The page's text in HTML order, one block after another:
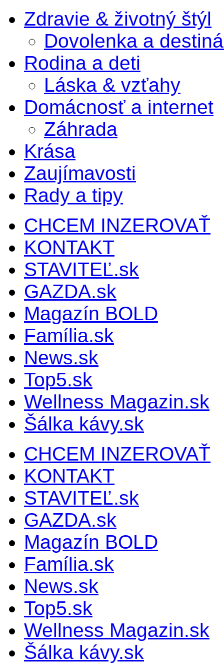
Zdravie & životný štýl
Dovolenka a
Rodina a deti
Láska & vzťahy
Domácnosť a internet
Záhrada
Krása
Zaujímavosti
Rady a tipy
CHCEM INZEROVAŤ
KONTAKT
STAVITEĽ.sk
GAZDA.sk
Magazín BOLD
Família.sk
News.sk
Top5.sk
Wellness Magazin.sk
Šálka kávy.sk
CHCEM INZEROVAŤ
KONTAKT
STAVITEĽ.sk
GAZDA.sk
Magazín BOLD
Família.sk
News.sk
Top5.sk
Wellness Magazin.sk
Šálka kávy.sk